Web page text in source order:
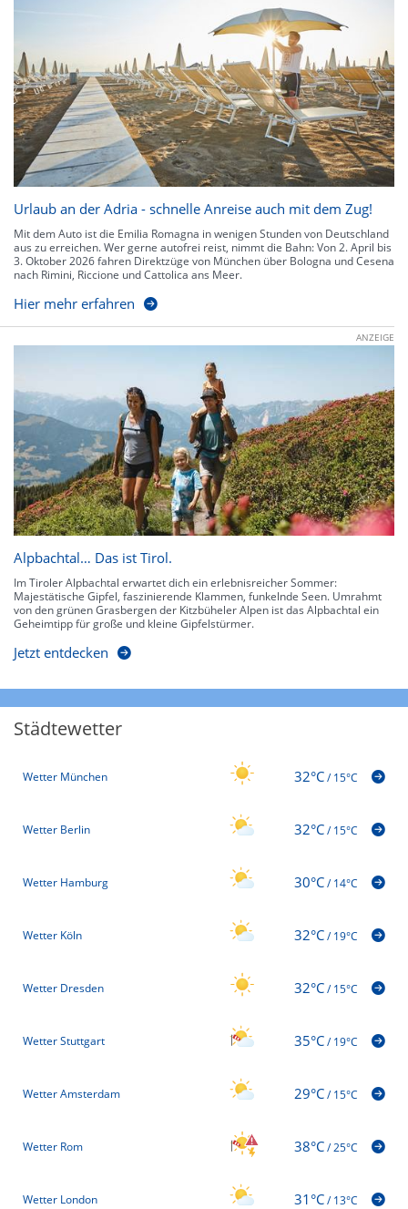
Urlaub an der Adria - schnelle Anreise auch mit dem Zug!
Mit dem Auto ist die Emilia Romagna in wenigen Stunden von Deutschland
aus zu erreichen. Wer gerne autofrei reist, nimmt die Bahn: Von 2. April bis
3. Oktober 2026 fahren Direktzüge von München über Bologna und Cesena
nach Rimini, Riccione und Cattolica ans Meer.
Hier mehr erfahren
ANZEIGE
Alpbachtal… Das ist Tirol.
Im Tiroler Alpbachtal erwartet dich ein erlebnisreicher Sommer:
Majestätische Gipfel, faszinierende Klammen, funkelnde Seen. Umrahmt
von den grünen Grasbergen der Kitzbüheler Alpen ist das Alpbachtal ein
Geheimtipp für große und kleine Gipfelstürmer.
Jetzt entdecken
Städtewetter
Wetter München 32°C/15°C
Wetter Berlin 32°C/15°C
Wetter Hamburg 30°C/14°C
Wetter Köln 32°C/19°C
Wetter Dresden 32°C/15°C
Wetter Stuttgart 35°C/19°C
Wetter Amsterdam 29°C/15°C
Wetter Rom 38°C/25°C
Wetter London 31°C/13°C